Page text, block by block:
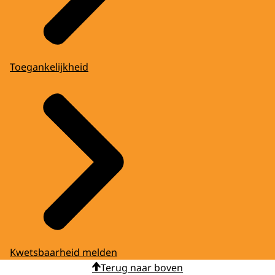
Toegankelijkheid
Kwetsbaarheid melden
Terug naar boven